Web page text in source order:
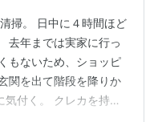
掃。 日中に４時間ほど
去年までは実家に行っ
もないため、ショッピ
関を出て階段を降りか
付く。 クレカを持っ